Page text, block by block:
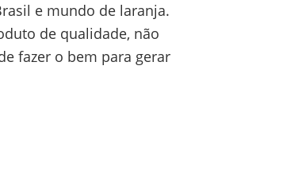
e mundo de laranja.
de qualidade, não
fazer o bem para gerar